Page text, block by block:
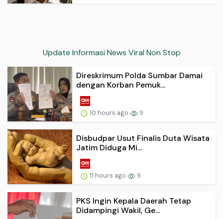
Update Informasi News Viral Non Stop
Direskrimum Polda Sumbar Damai
dengan Korban Pemuk...
10 hours ago 9
Disbudpar Usut Finalis Duta Wisata
Jatim Diduga Mi...
11 hours ago 9
PKS Ingin Kepala Daerah Tetap
Didampingi Wakil, Ge...